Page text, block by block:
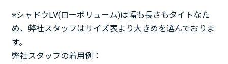
※シャドウLV(ローボリューム)は幅も長さもタイトなた
め、弊社スタッフはサイズ表より大きめを選んでおりま
す。
弊社スタッフの着用例：